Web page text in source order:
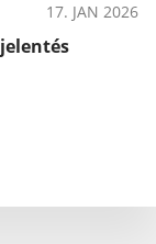
17. JAN 2026